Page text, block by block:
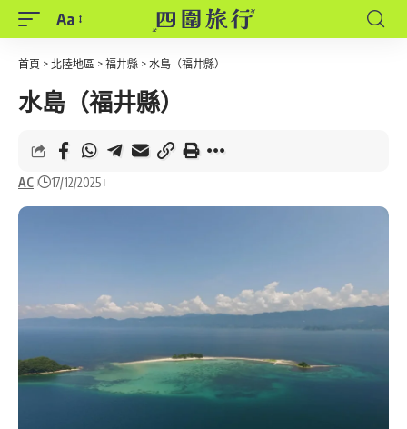
Font
Resizer
Aa
首頁 > 北陸地區 > 福井縣 > 水島（福井縣）
水島（福井縣）
AC 17/12/2025